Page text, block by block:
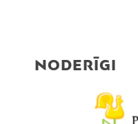
NODERĪGI